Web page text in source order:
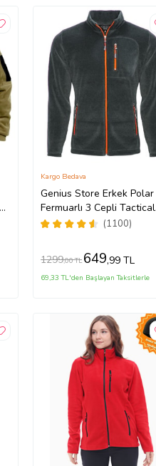
Genius Store Erkek Polar
Fermuarlı 3 Cepli Tactical
Fleece (11 Renk) (Füme)
(1100)
Kargo Bedava
1299,00 TL 649,99 TL
69,33 TL'den Başlayan Taksitlerle